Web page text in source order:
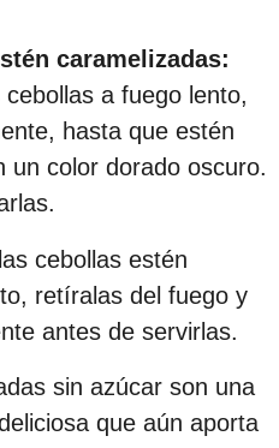
caramelizadas:
a fuego lento,
hasta que estén
un color dorado oscuro.
cebollas estén
retíralas del fuego y
antes de servirlas.
sin azúcar son una
que aún aporta